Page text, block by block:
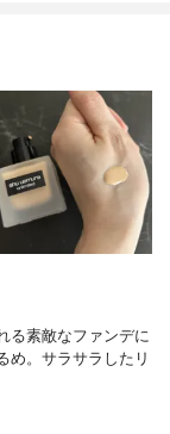
る素敵なファンデに
め。サラサラしたリ